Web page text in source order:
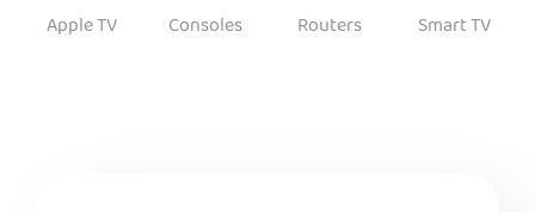
Apple TV Consoles Routers Smart TV